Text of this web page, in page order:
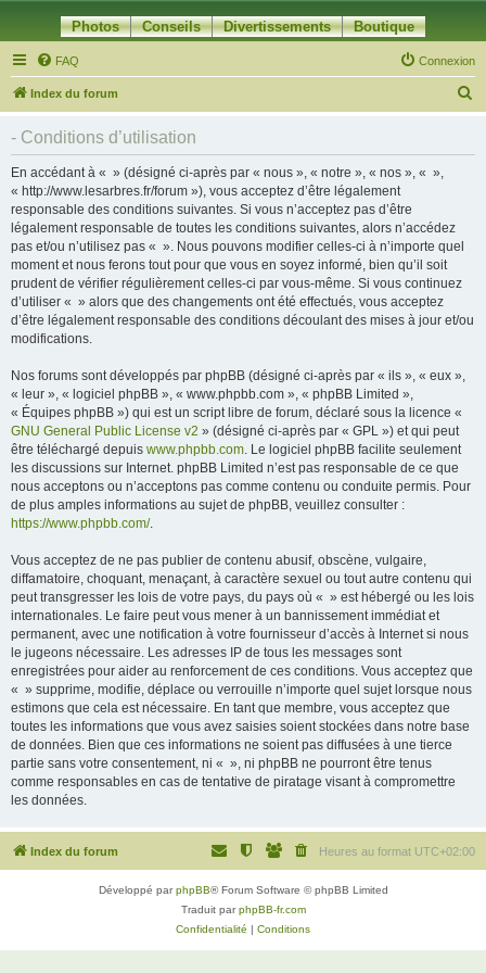
Photos Conseils Divertissements Boutique
FAQ Connexion
Index du forum
- Conditions d’utilisation
En accédant à « » (désigné ci-après par « nous », « notre », « nos », « »,
« http://www.lesarbres.fr/forum »), vous acceptez d’être légalement
responsable des conditions suivantes. Si vous n’acceptez pas d’être
légalement responsable de toutes les conditions suivantes, alors n’accédez
pas et/ou n’utilisez pas « ». Nous pouvons modifier celles-ci à n’importe quel
moment et nous ferons tout pour que vous en soyez informé, bien qu’il soit
prudent de vérifier régulièrement celles-ci par vous-même. Si vous continuez
d’utiliser « » alors que des changements ont été effectués, vous acceptez
d’être légalement responsable des conditions découlant des mises à jour et/ou
modifications.
Nos forums sont développés par phpBB (désigné ci-après par « ils », « eux »,
« leur », « logiciel phpBB », « www.phpbb.com », « phpBB Limited »,
« Équipes phpBB ») qui est un script libre de forum, déclaré sous la licence «
GNU General Public License v2 » (désigné ci-après par « GPL ») et qui peut
être téléchargé depuis www.phpbb.com. Le logiciel phpBB facilite seulement
les discussions sur Internet. phpBB Limited n’est pas responsable de ce que
nous acceptons ou n’acceptons pas comme contenu ou conduite permis. Pour
de plus amples informations au sujet de phpBB, veuillez consulter :
https://www.phpbb.com/.
Vous acceptez de ne pas publier de contenu abusif, obscène, vulgaire,
diffamatoire, choquant, menaçant, à caractère sexuel ou tout autre contenu qui
peut transgresser les lois de votre pays, du pays où « » est hébergé ou les lois
internationales. Le faire peut vous mener à un bannissement immédiat et
permanent, avec une notification à votre fournisseur d’accès à Internet si nous
le jugeons nécessaire. Les adresses IP de tous les messages sont
enregistrées pour aider au renforcement de ces conditions. Vous acceptez que
« » supprime, modifie, déplace ou verrouille n’importe quel sujet lorsque nous
estimons que cela est nécessaire. En tant que membre, vous acceptez que
toutes les informations que vous avez saisies soient stockées dans notre base
de données. Bien que ces informations ne soient pas diffusées à une tierce
partie sans votre consentement, ni « », ni phpBB ne pourront être tenus
comme responsables en cas de tentative de piratage visant à compromettre
les données.
Index du forum Heures au format UTC+02:00
Développé parphpBB® Forum Software © phpBB Limited
Traduit parphpBB-fr.com
Confidentialité | Conditions